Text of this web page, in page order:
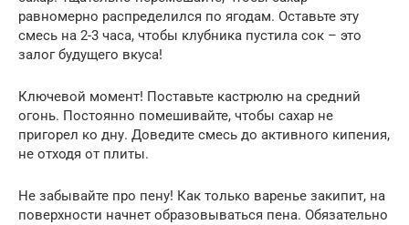
равномерно распределился по ягодам. Оставьте эту
смесь на 2-3 часа, чтобы клубника пустила сок – это
залог будущего вкуса!
Ключевой момент! Поставьте кастрюлю на средний
огонь. Постоянно помешивайте, чтобы сахар не
пригорел ко дну. Доведите смесь до активного кипения,
не отходя от плиты.
Не забывайте про пену! Как только варенье закипит, на
поверхности начнет образовываться пена. Обязательно